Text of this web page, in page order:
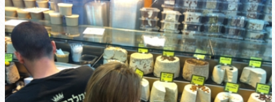
*דוא"ל: ​
*טלפון:
*שם: